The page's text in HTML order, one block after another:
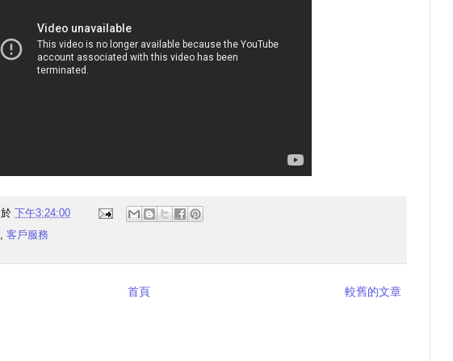
於 下午3:24:00
客戶服務
較舊的文章
首頁